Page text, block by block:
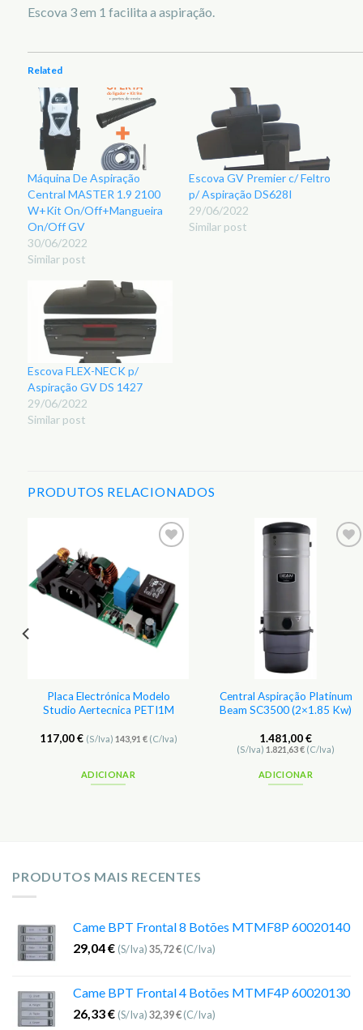
Escova 3 em 1 facilita a aspiração.
Related
Máquina De Aspiração
Central MASTER 1.9 2100
W+Kit On/Off+Mangueira
On/Off GV
30/06/2022
Similar post
Escova GV Premier c/ Feltro
p/ Aspiração DS628I
29/06/2022
Similar post
Escova FLEX-NECK p/
Aspiração GV DS 1427
29/06/2022
Similar post
PRODUTOS RELACIONADOS
Favoritos
Placa Electrónica Modelo
Studio Aertecnica PETI1M
117,00€ (S/Iva) 143,91 €(C/Iva)
ADICIONAR
Central Aspiração Platinum
Beam SC3500 (2×1.85 Kw)
1.481,00€
(S/Iva) 1.821,63€ (C/Iva)
ADICIONAR
PRODUTOS MAIS RECENTES
Came BPT Frontal 8 Botões MTMF8P 60020140
29,04€ (S/Iva)35,72€(C/Iva)
Came BPT Frontal 4 Botões MTMF4P 60020130
26,33€ (S/Iva)32,39€(C/Iva)